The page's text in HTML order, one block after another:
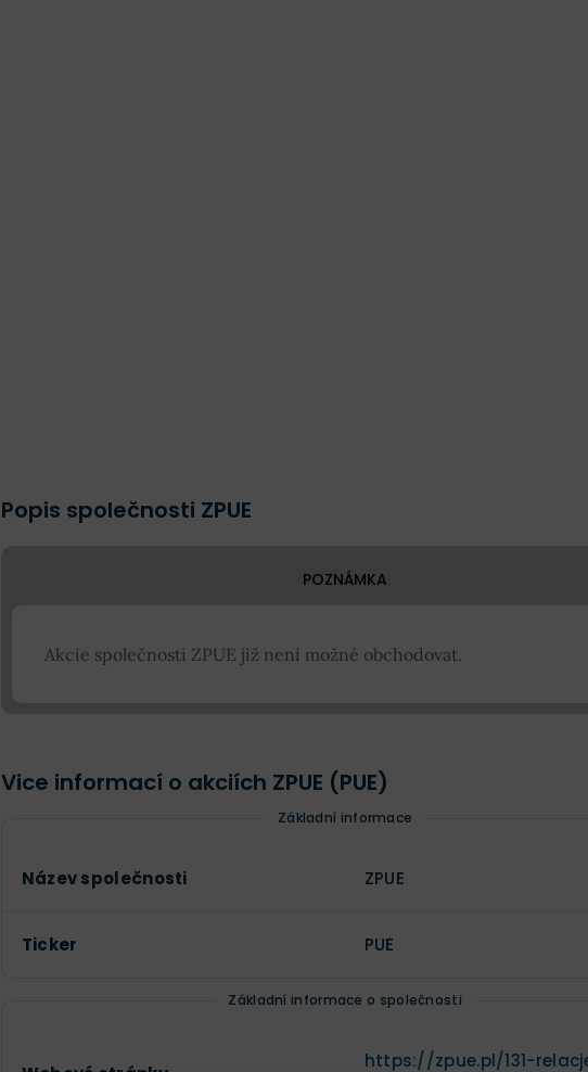
Popis společnosti ZPUE
POZNÁMKA
Akcie společnosti ZPUE již není možné obchodovat.
Vice informací o akciích ZPUE (PUE)
Základní informace
Název společnosti ZPUE
Ticker PUE
Základní informace o společnosti
https://zpue.pl/131-